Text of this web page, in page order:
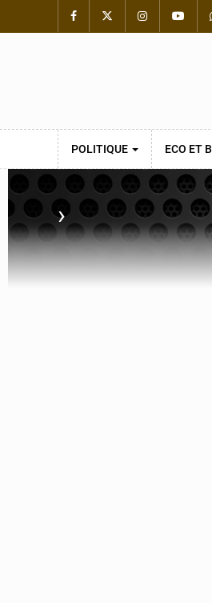
POLITIQUE ECO ET
›